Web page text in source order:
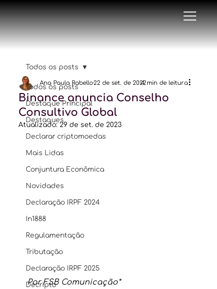
Todos os posts
Destaque Principal
Destaques
Declarar criptomoedas
Mais Lidas
Conjuntura Econômica
Novidades
Declaração IRPF 2024
In1888
Regulamentação
Tributação
Declaração IRPF 2025
Decripto
Todos os posts
Binance anuncia Conselho
Consultivo Global
Ana Paula Rabello22 de set. de 20224 min de leitura
Atualizado:29 de set. de 2023
Por FSB Comunicação*